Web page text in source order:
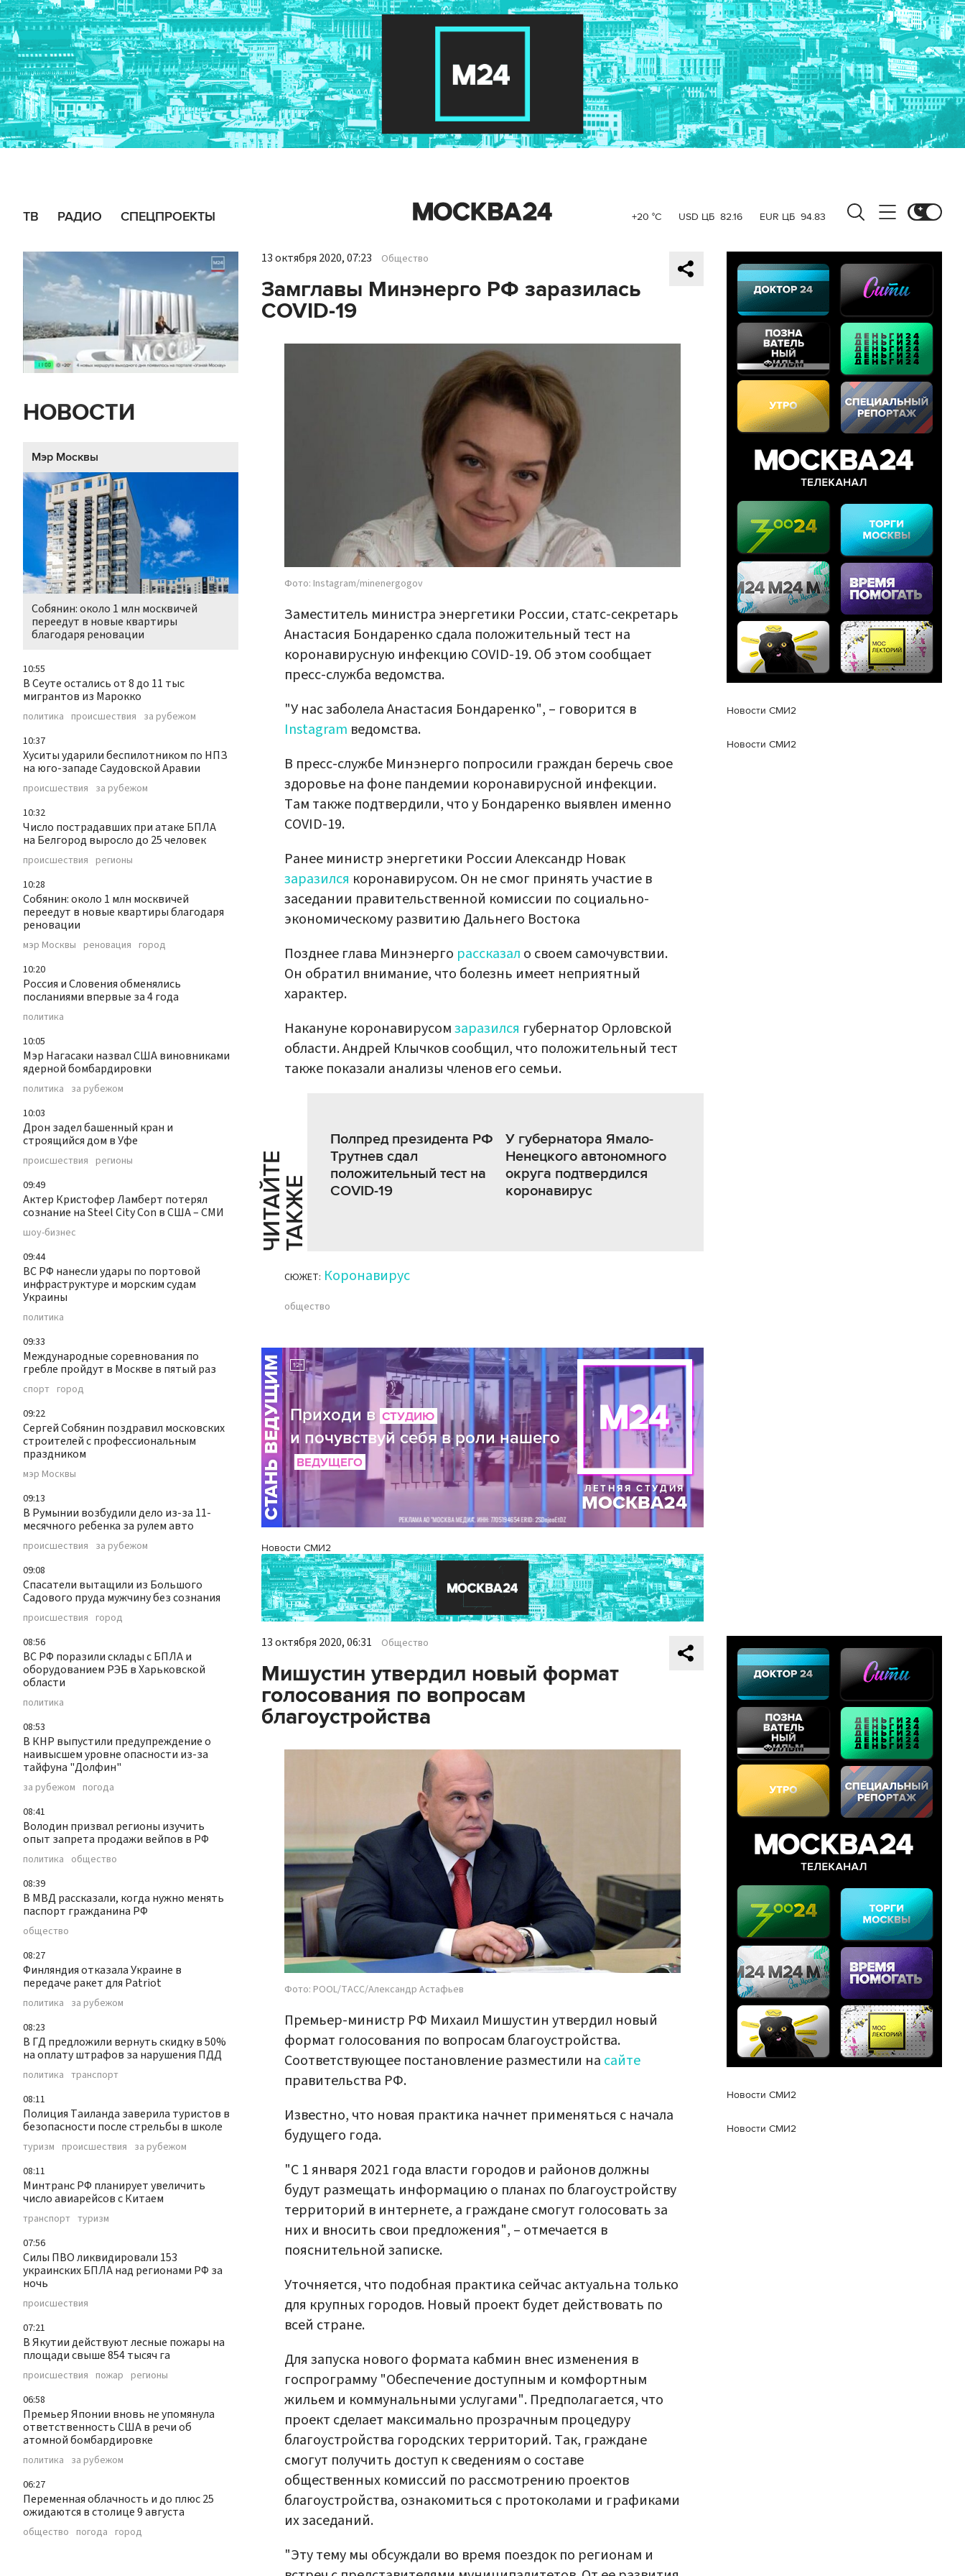
ТВ РАДИО СПЕЦПРОЕКТЫ +20 °C USD ЦБ 82.16 EUR ЦБ 94.83
НОВОСТИ
Мэр Москвы
Собянин: около 1 млн москвичей
переедут в новые квартиры
благодаря реновации
10:55
В Сеуте остались от 8 до 11 тыс
мигрантов из Марокко
политика происшествия за рубежом
10:37
Хуситы ударили беспилотником по НПЗ
на юго-западе Саудовской Аравии
происшествия за рубежом
10:32
Число пострадавших при атаке БПЛА
на Белгород выросло до 25 человек
происшествия регионы
10:28
Собянин: около 1 млн москвичей
переедут в новые квартиры благодаря
реновации
мэр Москвы реновация город
10:20
Россия и Словения обменялись
посланиями впервые за 4 года
политика
10:05
Мэр Нагасаки назвал США виновниками
ядерной бомбардировки
политика за рубежом
10:03
Дрон задел башенный кран и
строящийся дом в Уфе
происшествия регионы
09:49
Актер Кристофер Ламберт потерял
сознание на Steel City Con в США – СМИ
шоу-бизнес
09:44
ВС РФ нанесли удары по портовой
инфраструктуре и морским судам
Украины
политика
09:33
Международные соревнования по
гребле пройдут в Москве в пятый раз
спорт город
09:22
Сергей Собянин поздравил московских
строителей с профессиональным
праздником
мэр Москвы
09:13
В Румынии возбудили дело из-за 11-
месячного ребенка за рулем авто
происшествия за рубежом
09:08
Спасатели вытащили из Большого
Садового пруда мужчину без сознания
происшествия город
08:56
ВС РФ поразили склады с БПЛА и
оборудованием РЭБ в Харьковской
области
политика
08:53
В КНР выпустили предупреждение о
наивысшем уровне опасности из-за
тайфуна "Долфин"
за рубежом погода
08:41
Володин призвал регионы изучить
опыт запрета продажи вейпов в РФ
политика общество
08:39
В МВД рассказали, когда нужно менять
паспорт гражданина РФ
общество
08:27
Финляндия отказала Украине в
передаче ракет для Patriot
политика за рубежом
08:23
В ГД предложили вернуть скидку в 50%
на оплату штрафов за нарушения ПДД
политика транспорт
08:11
Полиция Таиланда заверила туристов в
безопасности после стрельбы в школе
туризм происшествия за рубежом
08:11
Минтранс РФ планирует увеличить
число авиарейсов с Китаем
транспорт туризм
07:56
Силы ПВО ликвидировали 153
украинских БПЛА над регионами РФ за
ночь
происшествия
07:21
В Якутии действуют лесные пожары на
площади свыше 854 тысяч га
происшествия пожар регионы
06:58
Премьер Японии вновь не упомянула
ответственность США в речи об
атомной бомбардировке
политика за рубежом
06:27
Переменная облачность и до плюс 25
ожидаются в столице 9 августа
общество погода город
13 октября 2020, 07:23 Общество
Замглавы Минэнерго РФ заразилась
COVID-19
Фото: Instagram/minenergogov
Заместитель министра энергетики России, статс-секретарь
Анастасия Бондаренко сдала положительный тест на
коронавирусную инфекцию COVID-19. Об этом сообщает
пресс-служба ведомства.
"У нас заболела Анастасия Бондаренко", – говорится в
Instagram ведомства.
В пресс-службе Минэнерго попросили граждан беречь свое
здоровье на фоне пандемии коронавирусной инфекции.
Там также подтвердили, что у Бондаренко выявлен именно
COVID-19.
Ранее министр энергетики России Александр Новак
заразился коронавирусом. Он не смог принять участие в
заседании правительственной комиссии по социально-
экономическому развитию Дальнего Востока
Позднее глава Минэнерго рассказал о своем самочувствии.
Он обратил внимание, что болезнь имеет неприятный
характер.
Накануне коронавирусомзаразился губернатор Орловской
области. Андрей Клычков сообщил, что положительный тест
также показали анализы членов его семьи.
Ч
И
Т
АЙ
Т
Е
Т
А
К
ЖЕ
Полпред президента РФ
Трутнев сдал
положительный тест на
COVID-19
У губернатора Ямало-
Ненецкого автономного
округа подтвердился
коронавирус
СЮЖЕТ: Коронавирус
общество
Новости СМИ2
Новости СМИ2
Новости СМИ2
13 октября 2020, 06:31 Общество
Мишустин утвердил новый формат
голосования по вопросам
благоустройства
Фото: POOL/ТАСС/Александр Астафьев
Премьер-министр РФ Михаил Мишустин утвердил новый
формат голосования по вопросам благоустройства.
Соответствующее постановление разместили на сайте
правительства РФ.
Известно, что новая практика начнет применяться с начала
будущего года.
"С 1 января 2021 года власти городов и районов должны
будут размещать информацию о планах по благоустройству
территорий в интернете, а граждане смогут голосовать за
них и вносить свои предложения", – отмечается в
пояснительной записке.
Уточняется, что подобная практика сейчас актуальна только
для крупных городов. Новый проект будет действовать по
всей стране.
Для запуска нового формата кабмин внес изменения в
госпрограмму "Обеспечение доступным и комфортным
жильем и коммунальными услугами". Предполагается, что
проект сделает максимально прозрачным процедуру
благоустройства городских территорий. Так, граждане
смогут получить доступ к сведениям о составе
общественных комиссий по рассмотрению проектов
благоустройства, ознакомиться с протоколами и графиками
их заседаний.
"Эту тему мы обсуждали во время поездок по регионам и
Новости СМИ2
Новости СМИ2